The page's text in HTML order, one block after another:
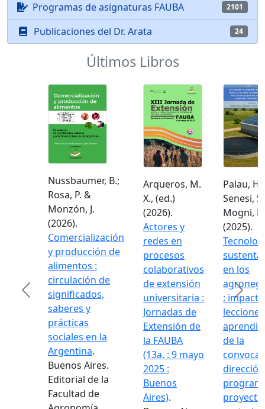
Programas de asignaturas FAUBA 2101
Publicaciones del Dr. Arata 24
Últimos Libros
Nussbaumer, B.;
Rosa, P. &
Monzón, J.
(2026).
Comercialización
y producción de
alimentos :
circulación de
significados,
saberes y
prácticas
sociales en la
Argentina.
Buenos Aires.
Editorial de la
Facultad de
Arqueros, M.
X., (ed.)
(2026).
Actores y
redes en
procesos
colaborativos
de extensión
universitaria :
Jornadas de
Extensión de
la FAUBA
(13a. : 9 mayo
2025 :
Buenos
Aires).
Palau, H.;
Senesi, S.
Mogni, F. A.
(2025).
en los
: impacto y
lecciones
aprendidas
de la
dirección
proyectos
Previous Next